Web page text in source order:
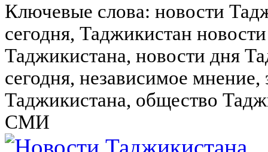
Ключевые слова: новости
сегодня, Таджикистан
Таджикистана, новости дня
сегодня, независимое
Таджикистана, общество
СМИ